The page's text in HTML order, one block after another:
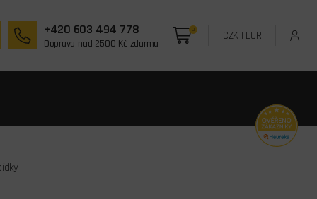
+420 603 494 778
Doprava nad 2500 Kč zdarma
0 CZK | EUR